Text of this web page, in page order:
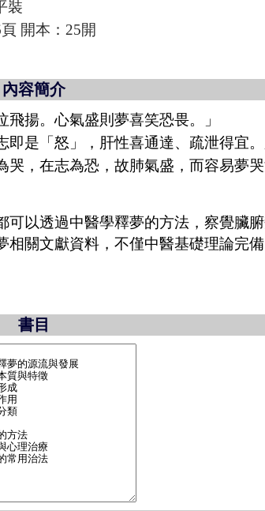
裝
開本：25開
內容簡介
揚。心氣盛則夢喜笑恐畏。」
是「怒」，肝性喜通達、疏泄得宜
，在志為恐，故肺氣盛，而容易夢
以透過中醫學釋夢的方法，察覺臟
關文獻資料，不僅中醫基礎理論完
書目